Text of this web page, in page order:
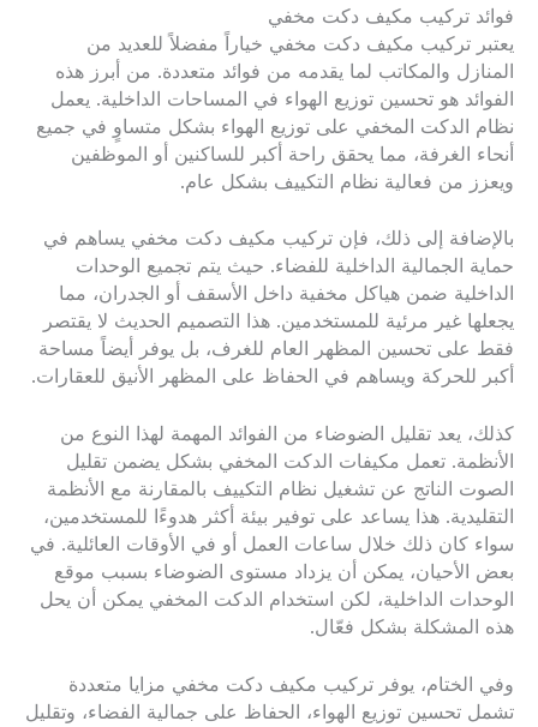
فوائد تركيب مكيف دكت مخفي
يعتبر تركيب مكيف دكت مخفي خياراً مفضلاً للعديد من
المنازل والمكاتب لما يقدمه من فوائد متعددة. من أبرز هذه
الفوائد هو تحسين توزيع الهواء في المساحات الداخلية. يعمل
نظام الدكت المخفي على توزيع الهواء بشكل متساوٍ في جميع
أنحاء الغرفة، مما يحقق راحة أكبر للساكنين أو الموظفين
ويعزز من فعالية نظام التكييف بشكل عام.
بالإضافة إلى ذلك، فإن تركيب مكيف دكت مخفي يساهم في
حماية الجمالية الداخلية للفضاء. حيث يتم تجميع الوحدات
الداخلية ضمن هياكل مخفية داخل الأسقف أو الجدران، مما
يجعلها غير مرئية للمستخدمين. هذا التصميم الحديث لا يقتصر
فقط على تحسين المظهر العام للغرف، بل يوفر أيضاً مساحة
أكبر للحركة ويساهم في الحفاظ على المظهر الأنيق للعقارات.
كذلك، يعد تقليل الضوضاء من الفوائد المهمة لهذا النوع من
الأنظمة. تعمل مكيفات الدكت المخفي بشكل يضمن تقليل
الصوت الناتج عن تشغيل نظام التكييف بالمقارنة مع الأنظمة
التقليدية. هذا يساعد على توفير بيئة أكثر هدوءًا للمستخدمين،
سواء كان ذلك خلال ساعات العمل أو في الأوقات العائلية. في
بعض الأحيان، يمكن أن يزداد مستوى الضوضاء بسبب موقع
الوحدات الداخلية، لكن استخدام الدكت المخفي يمكن أن يحل
هذه المشكلة بشكل فعّال.
وفي الختام، يوفر تركيب مكيف دكت مخفي مزايا متعددة
تشمل تحسين توزيع الهواء، الحفاظ على جمالية الفضاء، وتقليل